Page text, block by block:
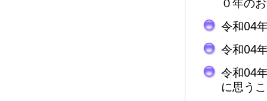
令和04
令和04
令和04
に思う